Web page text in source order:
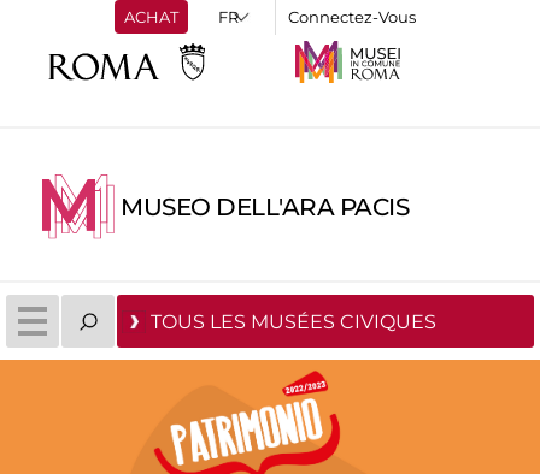
ACHAT Connectez-Vous
MUSEO DELL'ARA PACIS
TOUS LES MUSÉES CIVIQUES